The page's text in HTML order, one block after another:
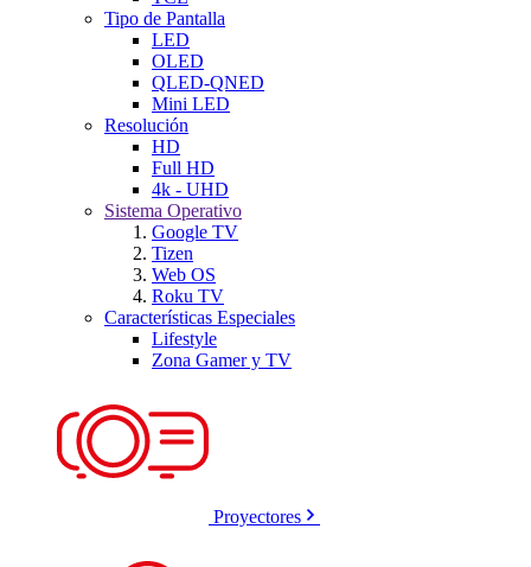
Tipo de Pantalla
LED
OLED
QLED-QNED
Mini LED
Resolución
HD
Full HD
4k - UHD
Sistema Operativo
Google TV
Tizen
Web OS
Roku TV
Características Especiales
Lifestyle
Zona Gamer y TV
Proyectores